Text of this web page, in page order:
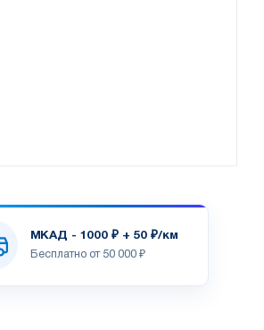
МКАД - 1000 ₽ + 50 ₽/км
Бесплатно от 50 000 ₽